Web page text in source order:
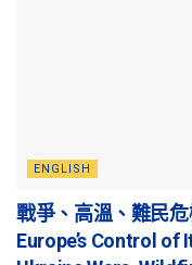
ENGLISH
戰爭、高溫、難民
Europe’s Control of